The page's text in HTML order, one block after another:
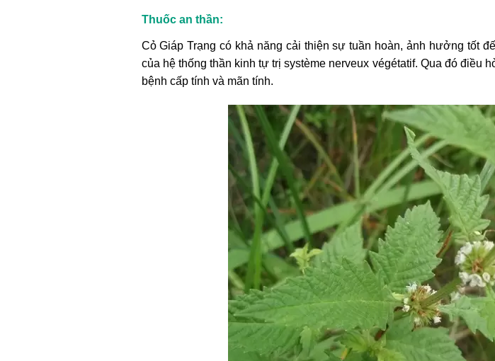
Thuốc an thần:
Cỏ Giáp Trạng có khả năng cải thiện sự tuần hoàn, ảnh hưởng tốt
của hệ thống thần kinh tự trị système nerveux végétatif. Qua đó
bệnh cấp tính và mãn tính.